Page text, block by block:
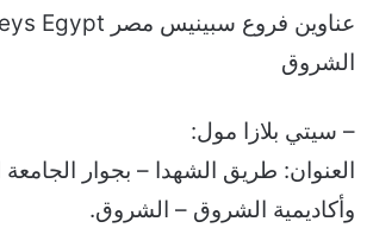
الشروق
– سيتي بلازا مول:
العنوان: طريق الشهدا – بجوار الجامعة
وأكاديمية الشروق – الشروق.